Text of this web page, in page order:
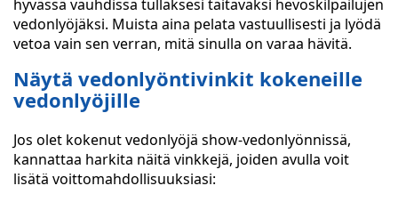
hyvässä vauhdissa tullaksesi taitavaksi hevoskilpailujen
vedonlyöjäksi. Muista aina pelata vastuullisesti ja lyödä
vetoa vain sen verran, mitä sinulla on varaa hävitä.
Näytä vedonlyöntivinkit kokeneille
vedonlyöjille
Jos olet kokenut vedonlyöjä show-vedonlyönnissä,
kannattaa harkita näitä vinkkejä, joiden avulla voit
lisätä voittomahdollisuuksiasi: